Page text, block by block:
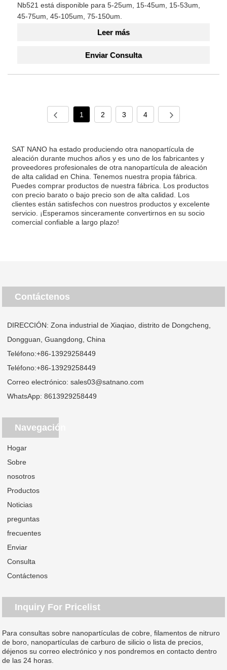
Nb521 está disponible para 5-25um, 15-45um, 15-53um,
45-75um, 45-105um, 75-150um.
Leer más
Enviar Consulta
1 2 3 4
SAT NANO ha estado produciendo otra nanopartícula de
aleación durante muchos años y es uno de los fabricantes y
proveedores profesionales de otra nanopartícula de aleación
de alta calidad en China. Tenemos nuestra propia fábrica.
Puedes comprar productos de nuestra fábrica. Los productos
con precio barato o bajo precio son de alta calidad. Los
clientes están satisfechos con nuestros productos y excelente
servicio. ¡Esperamos sinceramente convertirnos en su socio
comercial confiable a largo plazo!
Contáctenos
DIRECCIÓN: Zona industrial de Xiaqiao, distrito de Dongcheng,
Dongguan, Guangdong, China
Teléfono:+86-13929258449
Teléfono:+86-13929258449
Correo electrónico:sales03@satnano.com
WhatsApp:8613929258449
Navegación
Hogar
Sobre
nosotros
Productos
Noticias
preguntas
frecuentes
Enviar
Consulta
Contáctenos
Inquiry For Pricelist
Para consultas sobre nanopartículas de cobre, filamentos de nitruro
de boro, nanopartículas de carburo de silicio o lista de precios,
déjenos su correo electrónico y nos pondremos en contacto dentro
de las 24 horas.